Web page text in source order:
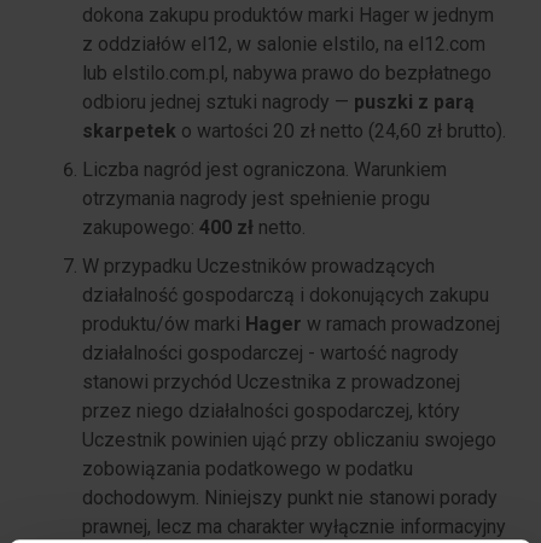
dokona zakupu produktów marki Hager w jednym
z oddziałów el12, w salonie elstilo, na el12.com
lub elstilo.com.pl, nabywa prawo do bezpłatnego
odbioru jednej sztuki nagrody — puszki z parą
skarpetek o wartości 20 zł netto (24,60 zł brutto).
Liczba nagród jest ograniczona. Warunkiem
otrzymania nagrody jest spełnienie progu
zakupowego: 400 zł netto.
W przypadku Uczestników prowadzących
działalność gospodarczą i dokonujących zakupu
produktu/ów marki Hager w ramach prowadzonej
działalności gospodarczej - wartość nagrody
stanowi przychód Uczestnika z prowadzonej
przez niego działalności gospodarczej, który
Uczestnik powinien ująć przy obliczaniu swojego
zobowiązania podatkowego w podatku
dochodowym. Niniejszy punkt nie stanowi porady
prawnej, lecz ma charakter wyłącznie informacyjny